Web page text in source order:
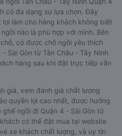
có đa dạng sự lựa chọn. Đây
làm cho hàng khách không biết
nào là phù hợp với mình. Bên
có được chỗ ngồi yêu thích
Sài Gòn từ Tân Châu - Tây Ninh
hàng sau khi đặt trực tiếp vẫn
giá, xem đánh giá chất lượng
quyền lợi cao nhất, được hưởng
ngồi đi Quận 4 - Sài Gòn từ
có thể đặt mua tại website
xe khách chất lượng, và uy tín